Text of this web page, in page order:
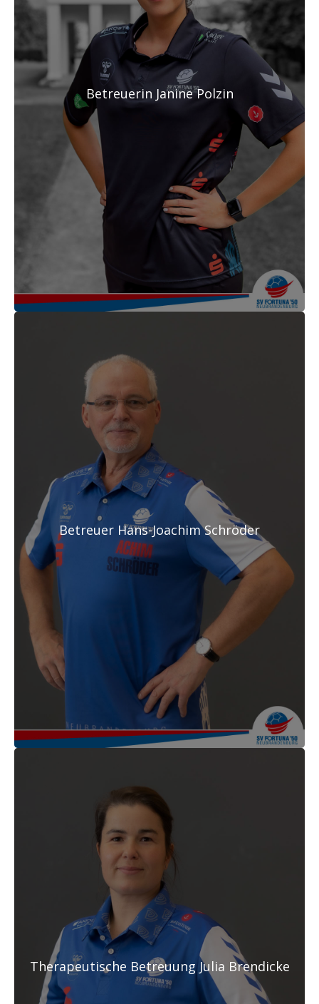
Betreuerin Janine Polzin
Betreuer Hans-Joachim Schröder
Therapeutische Betreuung Julia Brendicke